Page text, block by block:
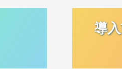
導